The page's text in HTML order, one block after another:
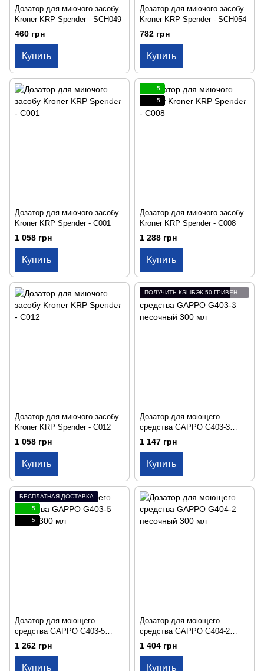
Дозатор для миючого засобу
Kroner KRP Spender - SCH049
460 грн
Купить
Дозатор для миючого засобу
Kroner KRP Spender - SCH054
782 грн
Купить
Дозатор для миючого засобу
Kroner KRP Spender - C001
1 058 грн
Купить
5
5
Дозатор для миючого засобу
Kroner KRP Spender - C008
1 288 грн
Купить
Дозатор для миючого засобу
Kroner KRP Spender - C012
1 058 грн
Купить
Дозатор для моющего
средства GAPPO G403-3
песочный 300 мл
1 147 грн
Купить
БЕСПЛАТНАЯ ДОСТАВКА
5
5
Дозатор для моющего
средства GAPPO G403-5
сатин 300 мл
1 262 грн
Купить
Дозатор для моющего
средства GAPPO G404-2
песочный 300 мл
1 404 грн
Купить